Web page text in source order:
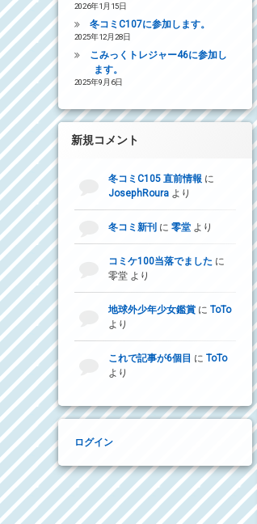
2026年1月15日
冬コミC107に参加します。
2025年12月28日
こみっくトレジャー46に参加し
ます。
2025年9月6日
新規コメント
冬コミC105 直前情報 に
JosephRouraより
冬コミ新刊 に 零堂より
コミケ100当落でました に
零堂より
地球外少年少女鑑賞に ToTo
より
これで記事が6個目 に ToTo
より
ログイン